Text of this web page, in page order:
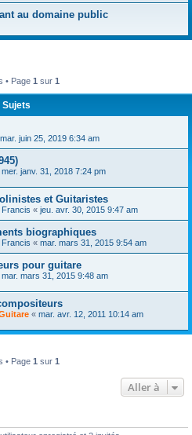
au domaine public
• Page 1 sur 1
Sujets
mar. juin 25, 2019 6:34 am
mer. janv. 31, 2018 7:24 pm
et Guitaristes
Francis « jeu. avr. 30, 2015 9:47 am
biographiques
Francis « mar. mars 31, 2015 9:54 am
pour guitare
mar. mars 31, 2015 9:48 am
« mar. avr. 12, 2011 10:14 am
• Page 1 sur 1
Aller à